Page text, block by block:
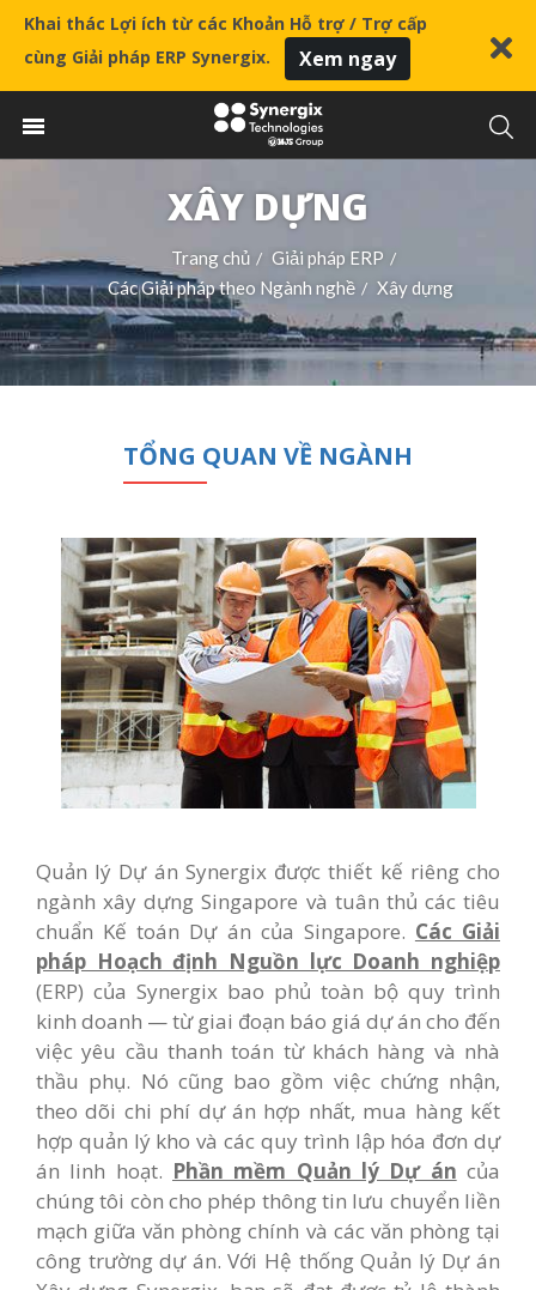
Khai thác Lợi ích từ các Khoản Hỗ trợ / Trợ cấp
cùng Giải pháp ERP Synergix.
Xem ngay
XÂY DỰNG
Trang chủ / Giải pháp ERP /
Các Giải pháp theo Ngành nghề / Xây dựng
TỔNG QUAN VỀ NGÀNH
Quản lý Dự án Synergix được thiết kế riêng cho
ngành xây dựng Singapore và tuân thủ các tiêu
chuẩn Kế toán Dự án của Singapore. Các Giải
pháp Hoạch định Nguồn lực Doanh nghiệp
(ERP) của Synergix bao phủ toàn bộ quy trình
kinh doanh — từ giai đoạn báo giá dự án cho đến
việc yêu cầu thanh toán từ khách hàng và nhà
thầu phụ. Nó cũng bao gồm việc chứng nhận,
theo dõi chi phí dự án hợp nhất, mua hàng kết
hợp quản lý kho và các quy trình lập hóa đơn dự
án linh hoạt. Phần mềm Quản lý Dự án của
chúng tôi còn cho phép thông tin lưu chuyển liền
mạch giữa văn phòng chính và các văn phòng tại
công trường dự án. Với Hệ thống Quản lý Dự án